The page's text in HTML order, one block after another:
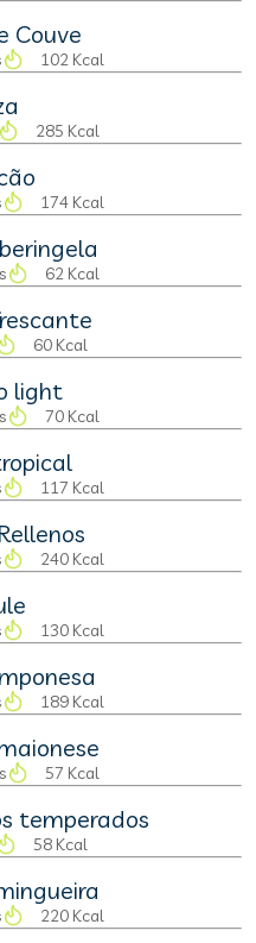
Couve
102 Kcal
285 Kcal
174 Kcal
62 Kcal
60 Kcal
light
70 Kcal
117 Kcal
240 Kcal
130 Kcal
189 Kcal
57 Kcal
temperados
58 Kcal
220 Kcal